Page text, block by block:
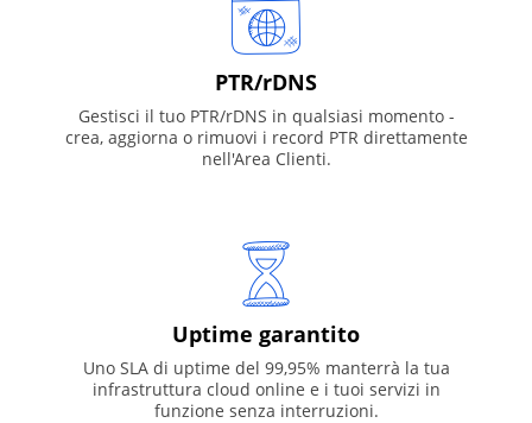
PTR/rDNS
Gestisci il tuo PTR/rDNS in qualsiasi momento -
crea, aggiorna o rimuovi i record PTR direttamente
nell'Area Clienti.
Uptime garantito
Uno SLA di uptime del 99,95% manterrà la tua
infrastruttura cloud online e i tuoi servizi in
funzione senza interruzioni.